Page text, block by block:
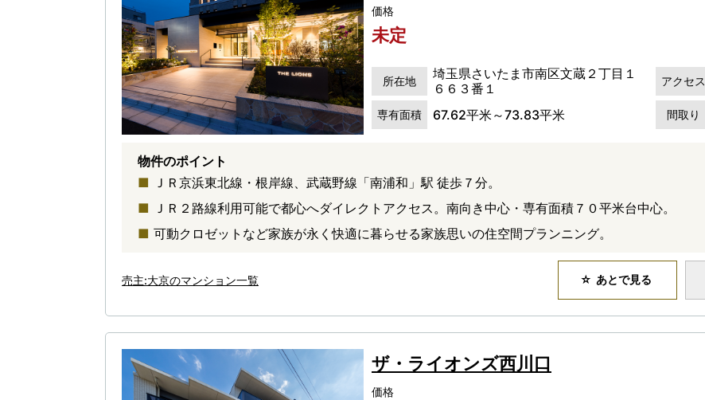
価格
未定
所在地
埼玉県さいたま市南区文蔵２丁目１
６６３番１
アクセス
専有面積 67.62平米～73.83平米 間取り
物件のポイント
ＪＲ京浜東北線・根岸線、武蔵野線「南浦和」駅 徒歩７分。
ＪＲ２路線利用可能で都心へダイレクトアクセス。南向き中心・専有面積７０平米台中心。
可動クロゼットなど家族が永く快適に暮らせる家族思いの住空間プランニング。
売主:大京のマンション一覧 あとで見る
ザ・ライオンズ西川口
価格